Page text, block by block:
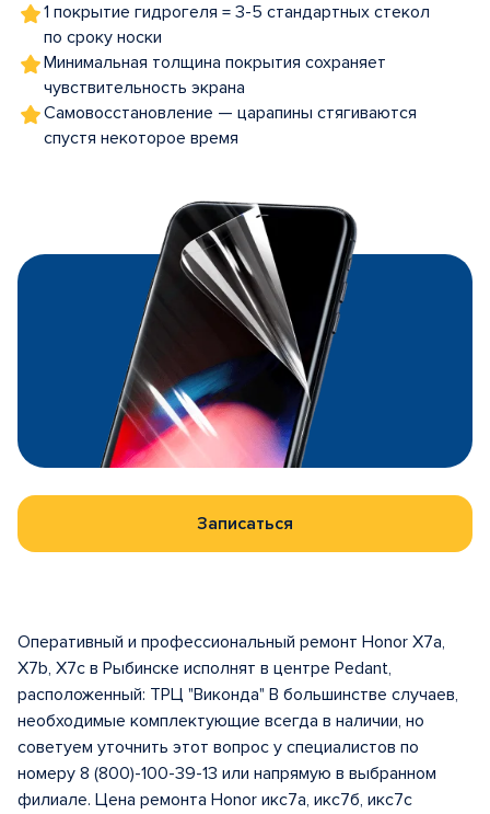
1 покрытие гидрогеля = 3-5 стандартных стекол
по сроку носки
Минимальная толщина покрытия сохраняет
чувствительность экрана
Самовосстановление — царапины стягиваются
спустя некоторое время
Записаться
Оперативный и профессиональный ремонт Honor X7a,
X7b, X7c в Рыбинске исполнят в центрe Pedant,
расположенный: ТРЦ "Виконда" В большинстве случаев,
необходимые комплектующие всегда в наличии, но
советуем уточнить этот вопрос у специалистов по
номеру 8 (800)-100-39-13 или напрямую в выбранном
филиале. Цена ремонта Honor икс7а, икс7б, икс7с